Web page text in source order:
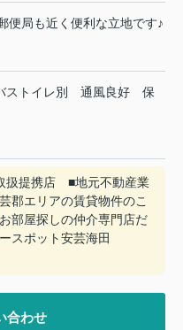
便局も近く便利な立地です♪
ストイレ別 通風良好
保
扱提携店 ■地元不動産業
郡エリアの賃貸物件のこ
部屋探しの仲介専門店だ
スポット安芸海田
合わせ